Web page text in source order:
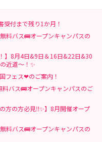
受付まで残り1か月！
料バス🚌オープンキャンパスの
】8月4日&9日＆16日&22日&30
近道～！✨
フェス❤のご案内！
料バス🚌オープンキャンパスのご
方の方必見‼✨】8月開催オープ
料バス🚌オープンキャンパスの